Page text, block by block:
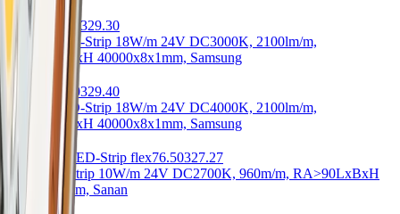
Intenso
76.50329.30
Intenso LED-Strip 18W/m 24V DC3000K, 2100lm/m,
RA>90
LxBxH 40000x8x1mm, Samsung
76.50329.40
Intenso LED-Strip 18W/m 24V DC4000K, 2100lm/m,
LxBxH 40000x8x1mm, Samsung
Leo COB LED-Strip flex76.50327.27
Leo COB-Strip 10W/m 24V DC2700K, 960m/m, RA>90LxBxH
5000x8x2mm, Sanan